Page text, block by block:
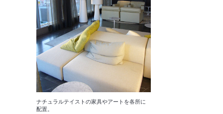
ナチュラルテイストの家具やアートを各所に
配置。